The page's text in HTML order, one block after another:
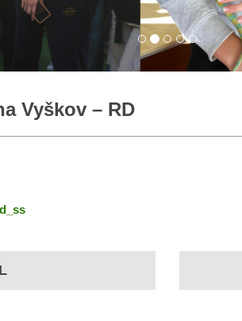
Vyškov – RD